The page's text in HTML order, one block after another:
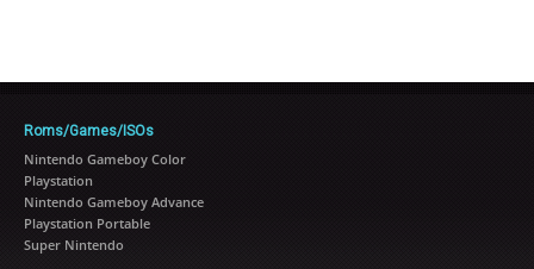
Roms/Games/ISOs
Nintendo Gameboy Color
Playstation
Nintendo Gameboy Advance
Playstation Portable
Super Nintendo